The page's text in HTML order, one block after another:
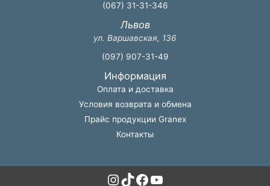
(067) 31-31-346
Львов
ул. Варшавская, 136
(097) 907-31-49
Информация
Оплата и доставка
Условия возврата и обмена
Прайс продукции Granex
Контакты
Instagram
TikTok
Facebook
YouTube